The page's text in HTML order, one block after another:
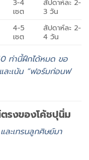
3-4
เซต
สัปดาห์ละ 2-
3 วัน
4-5
เซต
สัปดาห์ละ 2-
4 วัน
ท่านี้ฝึกได้หมด ขอ
ละเน้น “ฟอร์มก่อนฟ
รงของโค้ชปุนิ่ม
ละเทรนลูกศิษย์มา